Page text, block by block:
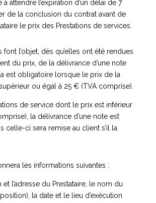
à attendre l’expiration d’un délai de 7
de la conclusion du contrat avant de
le prix des Prestations de services.
font l’objet, dès qu’elles ont été rendues
du prix, de la délivrance d’une note
est obligatoire lorsque le prix de la
ou égal à 25 € (TVA comprise).
de service dont le prix est inférieur
la délivrance d’une note est
celle-ci sera remise au client s’il la
les informations suivantes :
et l’adresse du Prestataire, le nom du
la date et le lieu d’exécution